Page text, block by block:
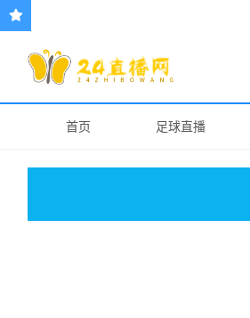
首页 足球直播